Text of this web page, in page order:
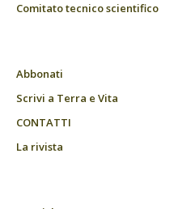
Comitato tecnico scientifico
Abbonati
Scrivi a Terra e Vita
CONTATTI
La rivista